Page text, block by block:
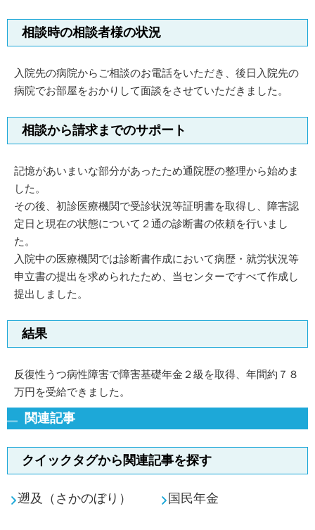
相談時の相談者様の状況
入院先の病院からご相談のお電話をいただき、後日入院先の
病院でお部屋をおかりして面談をさせていただきました。
相談から請求までのサポート
記憶があいまいな部分があったため通院歴の整理から始めま
した。
その後、初診医療機関で受診状況等証明書を取得し、障害認
定日と現在の状態について２通の診断書の依頼を行いまし
た。
入院中の医療機関では診断書作成において病歴・就労状況等
申立書の提出を求められたため、当センターですべて作成し
提出しました。
結果
反復性うつ病性障害で障害基礎年金２級を取得、年間約７８
万円を受給できました。
関連記事
クイックタグから関連記事を探す
遡及（さかのぼり） 国民年金